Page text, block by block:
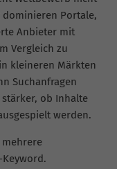
Portale,
Anbieter mit
Vergleich zu
kleineren Märkten
Suchanfragen
ob Inhalte
werden.
mehrere